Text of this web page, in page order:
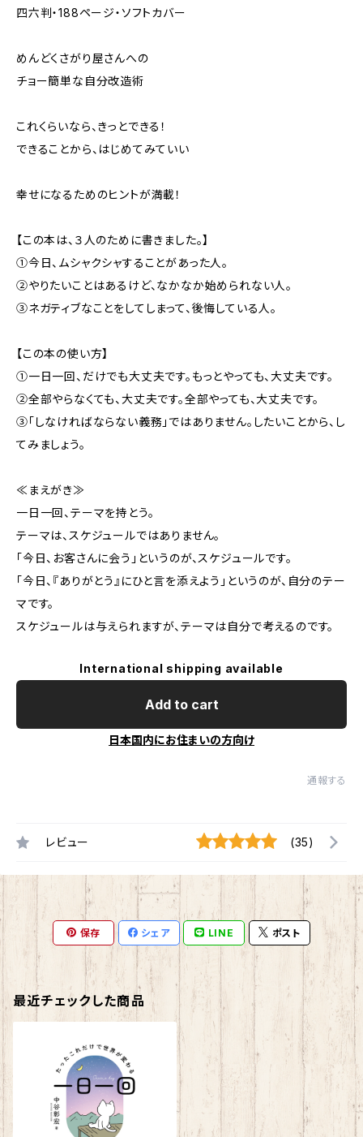
四六判・188ページ・ソフトカバー
めんどくさがり屋さんへの
チョー簡単な自分改造術
これくらいなら、きっとできる！
できることから、はじめてみていい
幸せになるためのヒントが満載！
【この本は、３人のために書きました。】
①今日、ムシャクシャすることがあった人。
②やりたいことはあるけど、なかなか始められない人。
③ネガティブなことをしてしまって、後悔している人。
【この本の使い方】
①一日一回、だけでも大丈夫です。もっとやっても、大丈夫です。
②全部やらなくても、大丈夫です。全部やっても、大丈夫です。
③「しなければならない義務」ではありません。したいことから、し
てみましょう。
≪まえがき≫
一日一回、テーマを持とう。
テーマは、スケジュールではありません。
「今日、お客さんに会う」というのが、スケジュールです。
「今日、『ありがとう』にひと言を添えよう」というのが、自分のテー
マです。
スケジュールは与えられますが、テーマは自分で考えるのです。
International shipping available
Add to cart
日本国内にお住まいの方向け
通報する
レビュー (35)
保存 シェア LINE ポスト
最近チェックした商品